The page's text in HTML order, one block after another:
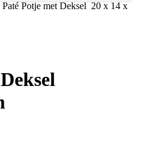
Paté Potje met Deksel 20 x 14 x